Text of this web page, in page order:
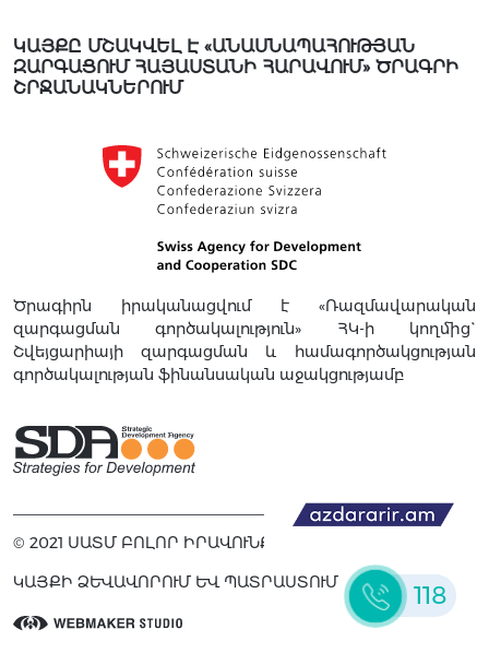
ԿԱՅՔԸ ՄՇԱԿՎԵԼ Է «ԱՆԱՍՆԱՊԱՀՈՒԹՅԱՆ
ԶԱՐԳԱՑՈՒՄ ՀԱՅԱՍՏԱՆԻ ՀԱՐԱՎՈՒՄ» ԾՐԱԳՐԻ
ՇՐՋԱՆԱԿՆԵՐՈՒՄ
Ծրագիրն իրականացվում է «Ռազմավարական
զարգացման գործակալություն» ՀԿ-ի կողմից`
Շվեյցարիայի զարգացման և համագործակցության
գործակալության ֆինանսական աջակցությամբ
© 2021 ՍԱՏՄ ԲՈԼՈՐ ԻՐԱՎՈՒՆՔՆԵՐԸ ՊԱՇՏՊԱՆՎԱԾ ԵՆ
ԿԱՅՔԻ ՁԵՎԱՎՈՐՈՒՄ ԵՎ ՊԱՏՐԱՍՏՈՒՄ
118